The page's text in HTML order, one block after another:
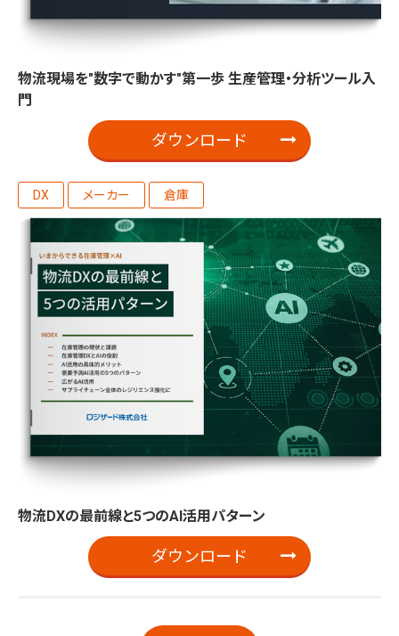
物流現場を"数字で動かす"第一歩 生産管理・分析ツール入
門
ダウンロード
DX メーカー 倉庫
物流DXの最前線と5つのAI活用パターン
ダウンロード